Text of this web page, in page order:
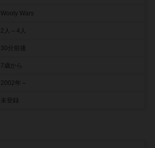
Wooly Wars
2人～4人
30分前後
7歳から
2002年～
未登録